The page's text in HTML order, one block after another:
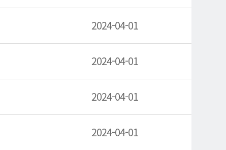
2024-04-01
2024-04-01
2024-04-01
2024-04-01